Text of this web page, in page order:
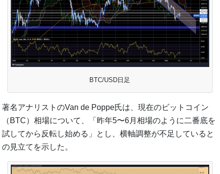
BTC/USD日足
著名アナリストのVan de Poppe氏は、現在のビットコイン
（BTC）相場について、「昨年5〜6月相場のように二番底を
試してから反転し始める」とし、横軸調整が不足していると
の見立てを示した。